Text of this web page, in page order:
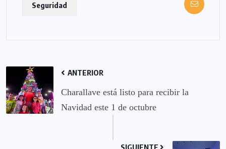
Seguridad
ANTERIOR
Charallave está listo para recibir la
Navidad este 1 de octubre
SIGUIENTE